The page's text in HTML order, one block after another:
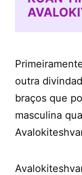
outra
braços que
masculina